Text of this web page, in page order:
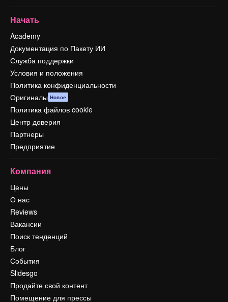
Начать
Academy
Документация по Пакету ИИ
Служба поддержки
Условия и положения
Политика конфиденциальности
Оригиналы Новое
Политика файлов cookie
Центр доверия
Партнеры
Предприятие
Компания
Цены
О нас
Reviews
Вакансии
Поиск тенденций
Блог
События
Slidesgo
Продайте свой контент
Помещение для прессы